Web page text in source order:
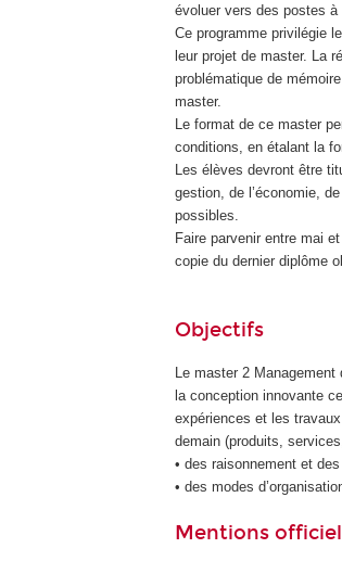
évoluer vers des postes à
Ce programme privilégie
leur projet de master. La
problématique de
master.
Le format de ce master
conditions, en étalant la
Les élèves devront être
gestion, de l’économie,
possibles.
Faire parvenir entre mai
copie du dernier diplôme
Objectifs
Le master 2 Management
la conception innovante
expériences et les
demain (produits,
• des raisonnement et
• des modes
Mentions